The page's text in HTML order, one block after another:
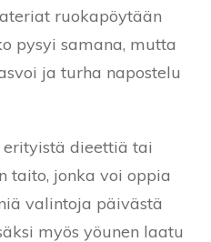
ruokapöytään
pysyi samana, mutta
ja turha napostelu
dieettiä tai
taito, jonka voi oppia
valintoja päivästä
myös yöunen laatu